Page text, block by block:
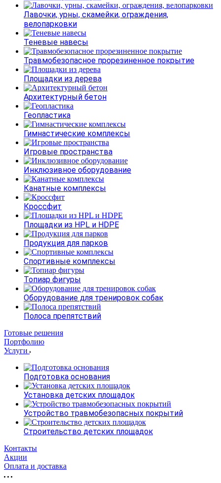
Лавочки, урны, скамейки, ограждения,
велопарковки
Теневые навесы
Травмобезопасное прорезиненное покрытие
Площадки из дерева
Архитектурный бетон
Геопластика
Гимнастические комплексы
Игровые пространства
Инклюзивное оборудование
Канатные комплексы
Кроссфит
Площадки из HPL и HDPE
Продукция для парков
Спортивные комплексы
Топиар фигуры
Оборудование для тренировок собак
Полоса препятствий
Готовые решения
Портфолию
Услуги
Подготовка основания
Установка детских площадок
Устройство травмобезопасных покрытий
Строительство детских площадок
Контакты
Акции
Оплата и доставка